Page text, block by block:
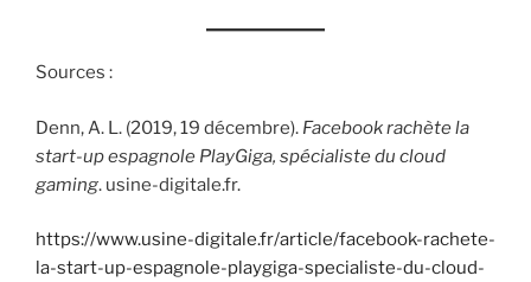
Sources :
Denn, A. L. (2019, 19 décembre). Facebook rachète la
start-up espagnole PlayGiga, spécialiste du cloud
gaming. usine-digitale.fr.
https://www.usine-digitale.fr/article/facebook-rachete-
la-start-up-espagnole-playgiga-specialiste-du-cloud-